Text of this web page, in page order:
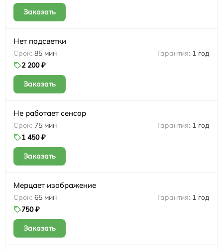
Заказать
Нет подсветки
85 мин
1 год
2 200 ₽
Заказать
Не работает сенсор
75 мин
1 год
1 450 ₽
Заказать
Мерцает изображение
65 мин
1 год
750 ₽
Заказать